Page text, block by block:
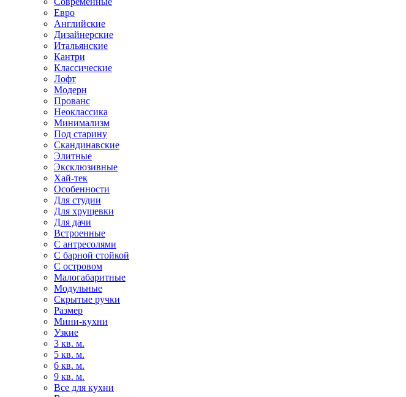
Евро
Английские
Дизайнерские
Итальянские
Кантри
Классические
Лофт
Модерн
Прованс
Неоклассика
Минимализм
Под старину
Скандинавские
Элитные
Эксклюзивные
Хай-тек
Особенности
Для студии
Для хрущевки
Для дачи
Встроенные
С антресолями
С барной стойкой
С островом
Малогабаритные
Модульные
Скрытые ручки
Размер
Мини-кухни
Узкие
3 кв. м.
5 кв. м.
6 кв. м.
9 кв. м.
Все для кухни